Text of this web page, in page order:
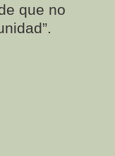
que no